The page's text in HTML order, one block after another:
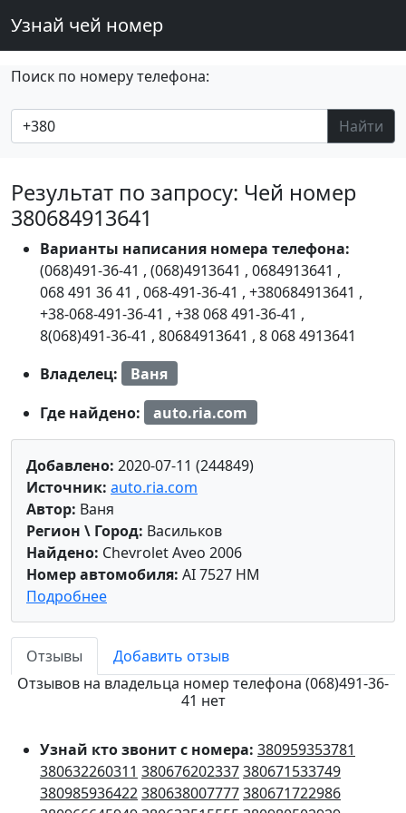
Узнай чей номер
Поиск по номеру телефона:
Найти
Результат по запросу: Чей номер
380684913641
Варианты написания номера телефона:
(068)491-36-41 , (068)4913641 , 0684913641 ,
068 491 36 41 , 068-491-36-41 , +380684913641 ,
+38-068-491-36-41 , +38 068 491-36-41 ,
8(068)491-36-41 , 80684913641 , 8 068 4913641
Владелец:
Ваня
Где найдено:
auto.ria.com
Добавлено: 2020-07-11 (244849)
Источник: auto.ria.com
Автор: Ваня
Регион \ Город: Васильков
Найдено: Chevrolet Aveo 2006
Номер автомобиля: AI 7527 HM
Подробнее
Отзывы
Добавить отзыв
Отзывов на владельца номер телефона (068)491-36-
41 нет
Узнай кто звонит с номера: 380959353781
380632260311 380676202337380671533749
380985936422380638007777380671722986